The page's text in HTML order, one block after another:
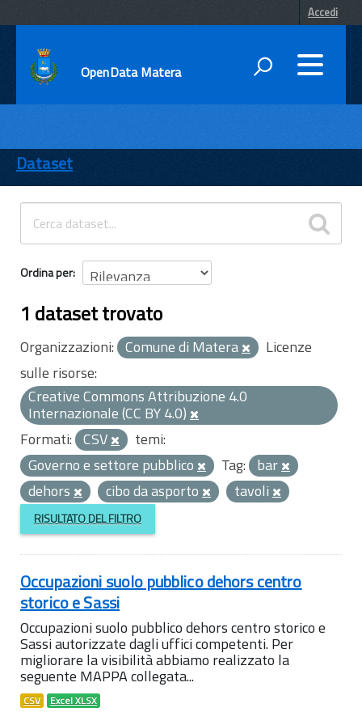
Accedi
OpenData Matera
ENTI
TEMI
INFORMAZIONI
Dataset
Ordina per
1 dataset trovato
Organizzazioni: Comune di Matera
Licenze
sulle risorse:
Creative Commons Attribuzione 4.0
Internazionale (CC BY 4.0)
Formati: CSV
temi:
Governo e settore pubblico
Tag: bar
dehors
cibo da asporto tavoli
RISULTATO DEL FILTRO
Occupazioni suolo pubblico dehors centro
storico e Sassi
Occupazioni suolo pubblico dehors centro storico e
Sassi autorizzate dagli uffici competenti. Per
migliorare la visibilità abbiamo realizzato la
seguente MAPPA collegata...
CSV Excel XLSX